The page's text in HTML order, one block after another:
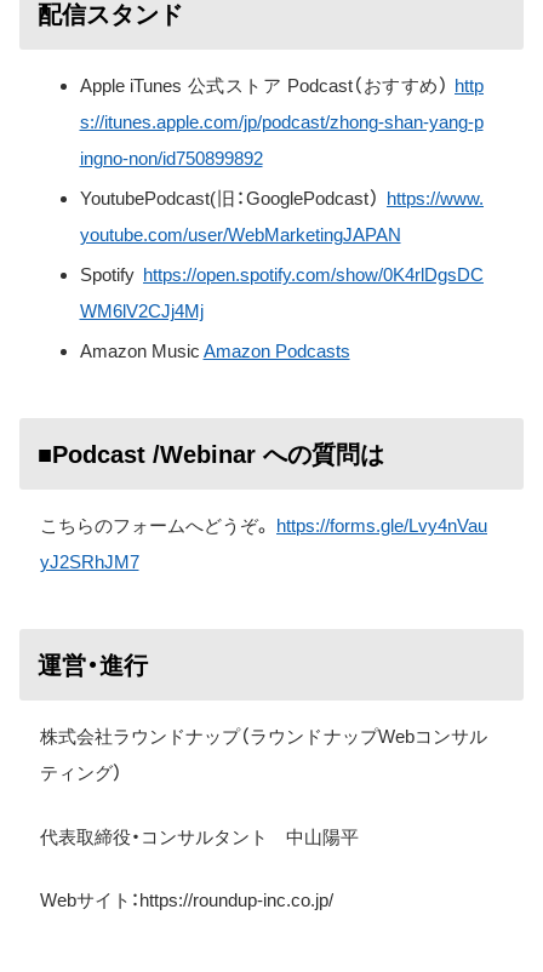
配信スタンド
Apple iTunes 公式ストア Podcast（おすすめ） http
s://itunes.apple.com/jp/podcast/zhong-shan-yang-p
ingno-non/id750899892
YoutubePodcast(旧：GooglePodcast） https://www.
youtube.com/user/WebMarketingJAPAN
Spotify https://open.spotify.com/show/0K4rlDgsDC
WM6lV2CJj4Mj
Amazon Music Amazon Podcasts
■Podcast /Webinar への質問は
こちらのフォームへどうぞ。 https://forms.gle/Lvy4nVau
yJ2SRhJM7
運営・進行
株式会社ラウンドナップ（ラウンドナップWebコンサル
ティング）
代表取締役・コンサルタント 中山陽平
Webサイト：https://roundup-inc.co.jp/